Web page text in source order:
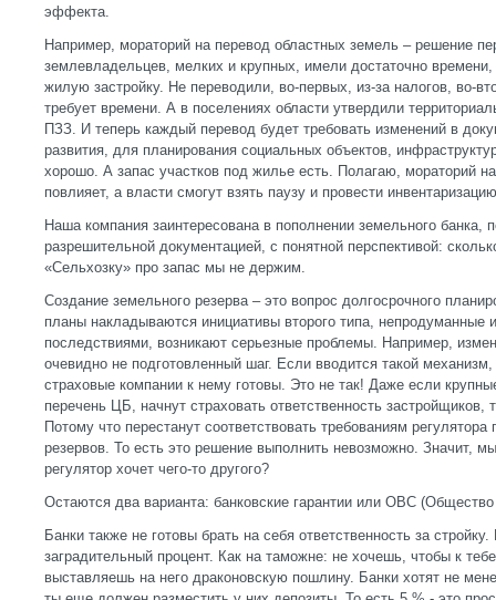
эффекта.
Например, мораторий на перевод областных земель – решение
землевладельцев, мелких и крупных, имели достаточно времени,
жилую застройку. Не переводили, во-первых, из-за налогов, во-
требует времени. А в поселениях области утвердили
ПЗЗ. И теперь каждый перевод будет требовать изменений в
развития, для планирования социальных объектов,
хорошо. А запас участков под жилье есть. Полагаю, мораторий
повлияет, а власти смогут взять паузу и провести
Наша компания заинтересована в пополнении земельного банка,
разрешительной документацией, с понятной перспективой:
«Сельхозку» про запас мы не держим.
Создание земельного резерва – это вопрос долгосрочного
планы накладываются инициативы второго типа, непродуманные
последствиями, возникают серьезные проблемы. Например,
очевидно не подготовленный шаг. Если вводится такой механизм,
страховые компании к нему готовы. Это не так! Даже если
перечень ЦБ, начнут страховать ответственность застройщиков,
Потому что перестанут соответствовать требованиям
резервов. То есть это решение выполнить невозможно. Значит,
регулятор хочет чего-то другого?
Остаются два варианта: банковские гарантии или ОВС
Банки также не готовы брать на себя ответственность за
заградительный процент. Как на таможне: не хочешь, чтобы к
выставляешь на него драконовскую пошлину. Банки хотят не